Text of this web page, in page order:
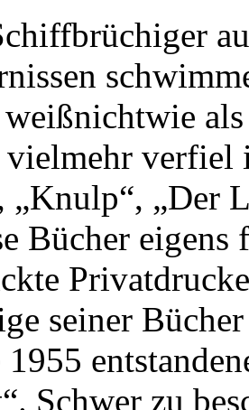
vielmehr verfiel
„Knulp“, „Der
Bücher
seiner
Schwer zu